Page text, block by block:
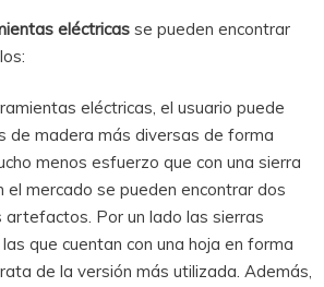
eléctricasse pueden encontrar
eléctricas, el usuario puede
de madera más diversas de forma
menos esfuerzo que con una sierra
el mercado se pueden encontrar dos
Por un lado las sierras
que cuentan con una hoja en forma
de la versión más utilizada. Además,